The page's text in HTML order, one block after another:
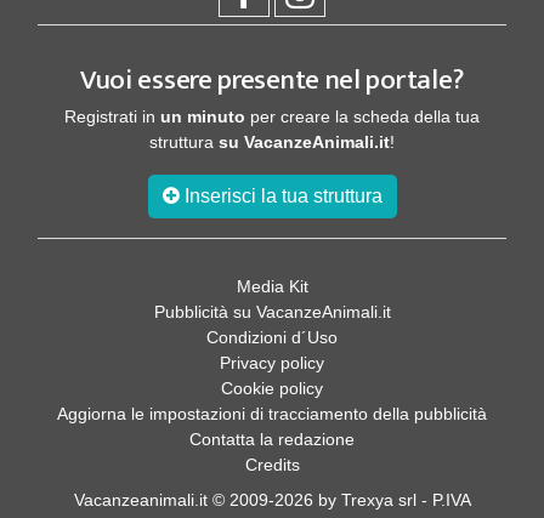
Vuoi essere presente nel portale?
Registrati in un minuto per creare la scheda della tua
struttura su VacanzeAnimali.it!
Inserisci la tua struttura
Media Kit
Pubblicità su VacanzeAnimali.it
Condizioni d´Uso
Privacy policy
Cookie policy
Aggiorna le impostazioni di tracciamento della pubblicità
Contatta la redazione
Credits
Vacanzeanimali.it © 2009-2026 by Trexya srl - P.IVA